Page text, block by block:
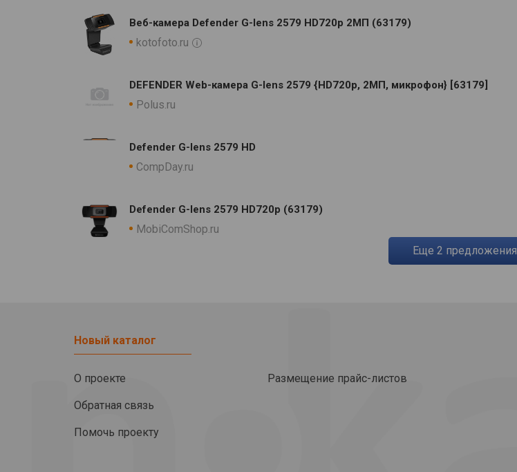
Веб-камера Defender G-lens 2579 HD720p 2МП (63179)
kotofoto.ru
DEFENDER Web-камера G-lens 2579 {HD720p, 2МП, микрофон} [63179]
Polus.ru
Defender G-lens 2579 HD
CompDay.ru
Defender G-lens 2579 HD720p (63179)
MobiComShop.ru
eще 2 предложения
Новый каталог
О проекте
Обратная связь
Помочь проекту
Размещение прайс-листов